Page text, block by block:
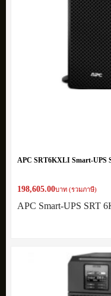
APC SRT6KXLI Smart-UPS
198,605.00บาท (รวมภาษี)
APC Smart-UPS SRT